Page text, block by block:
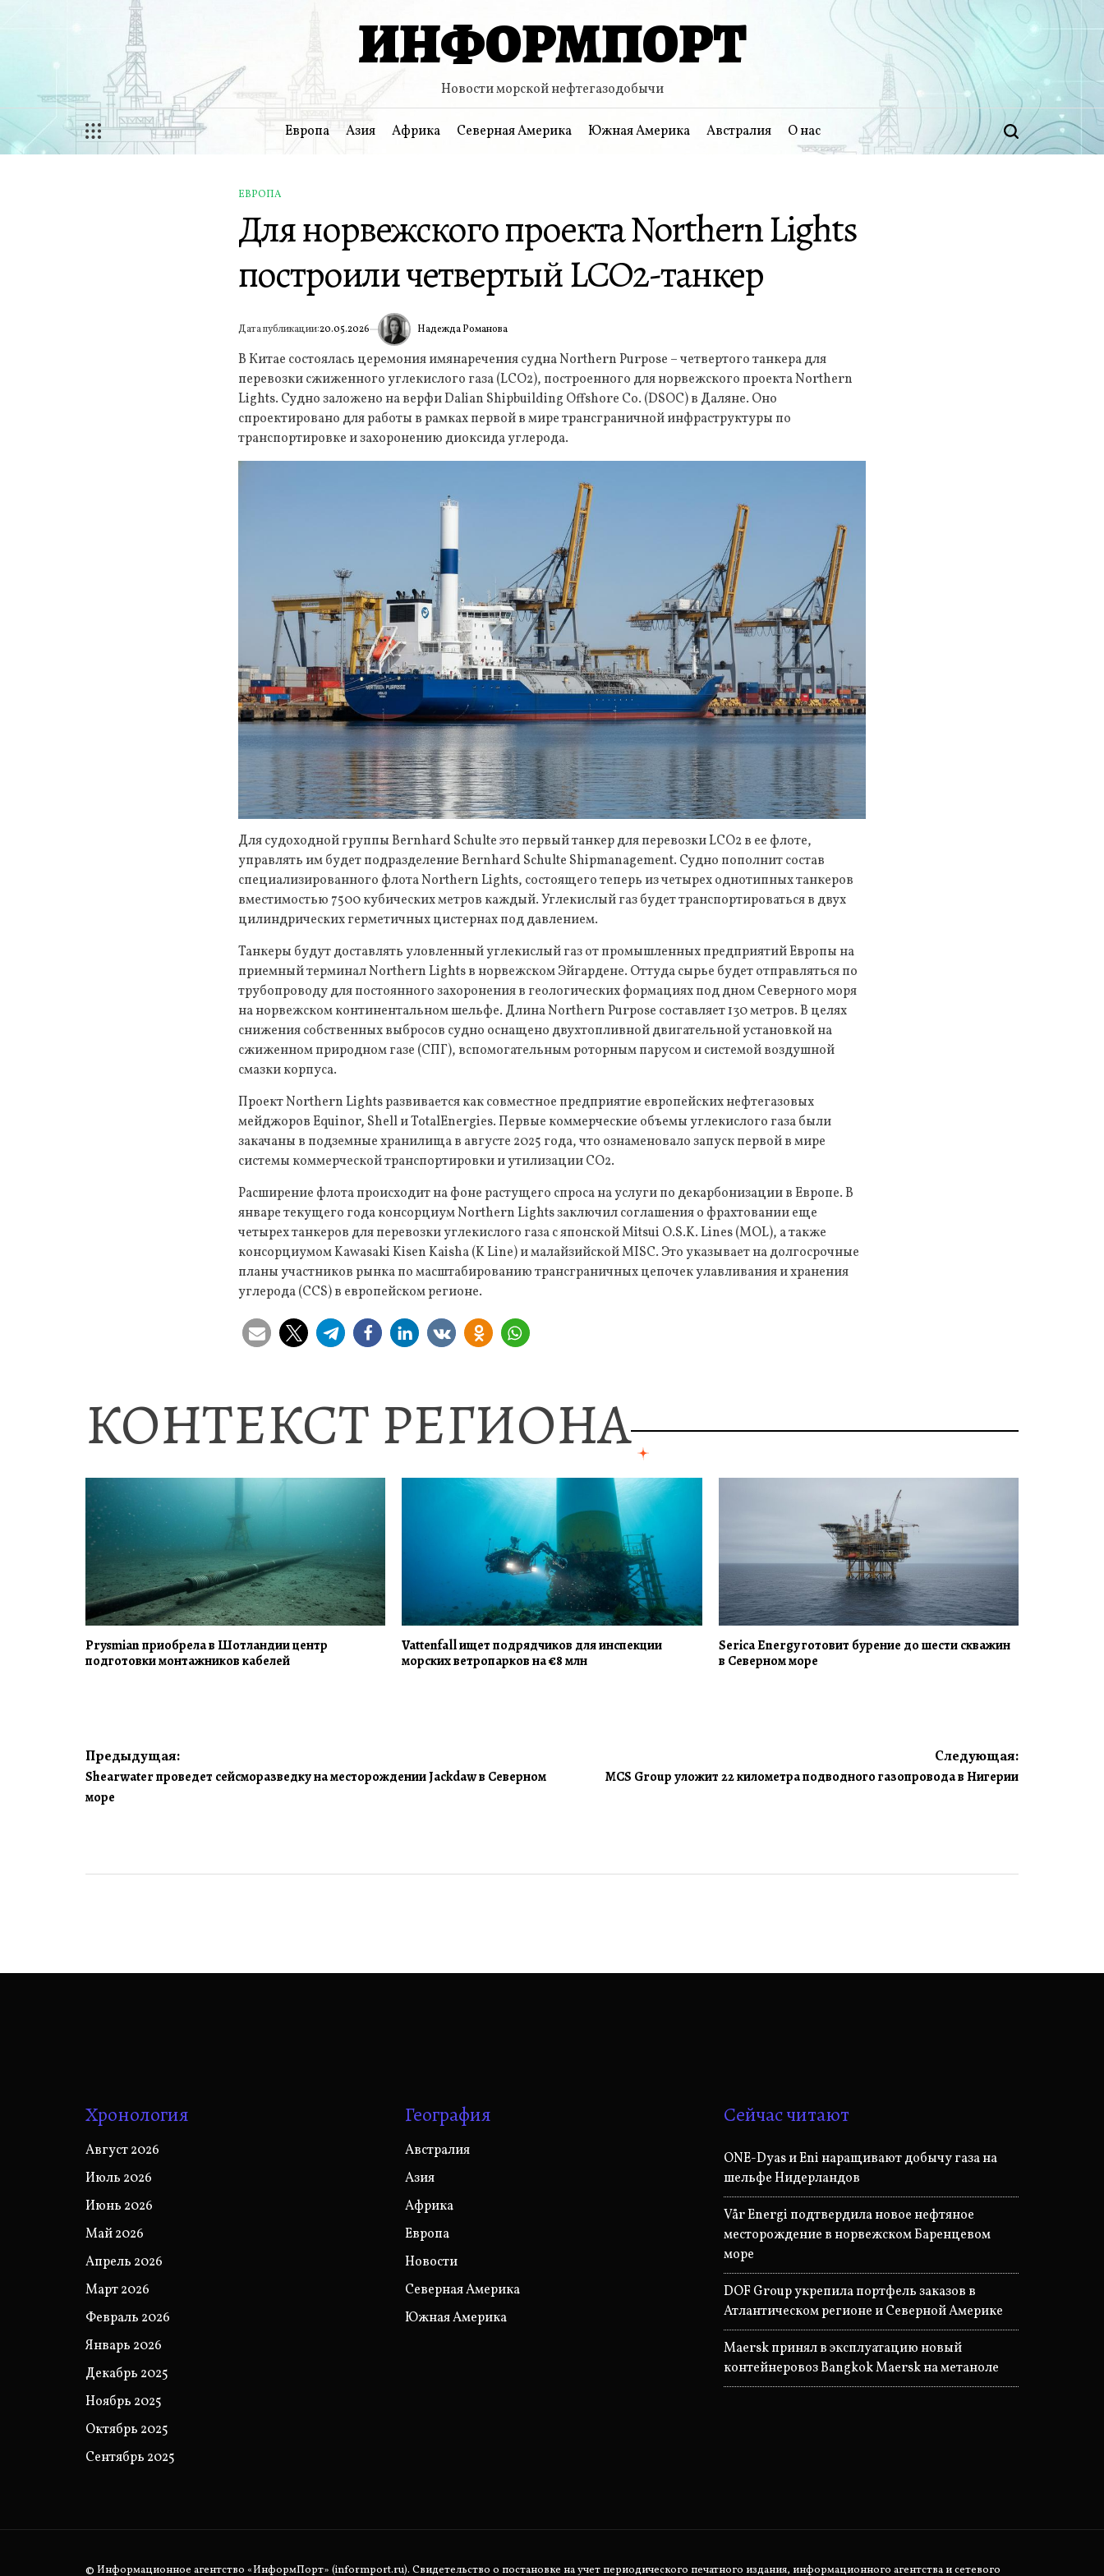
ИНФОРМПОРТ
Новости морской нефтегазодобычи
Европа Азия Африка Северная Америка Южная Америка Австралия О нас Поиск
ОПУБЛИКОВАНО
В
ЕВРОПА
Для норвежского проекта Northern Lights
построили четвертый LCO2-танкер
Дата публикации:20.05.2026 ИА Надежда Романова
В Китае состоялась церемония имянаречения судна Northern Purpose – четвертого танкера для
перевозки сжиженного углекислого газа (LCO2), построенного для норвежского проекта Northern
Lights. Судно заложено на верфи Dalian Shipbuilding Offshore Co. (DSOC) в Даляне. Оно
спроектировано для работы в рамках первой в мире трансграничной инфраструктуры по
транспортировке и захоронению диоксида углерода.
Для судоходной группы Bernhard Schulte это первый танкер для перевозки LCO2 в ее флоте,
управлять им будет подразделение Bernhard Schulte Shipmanagement. Судно пополнит состав
специализированного флота Northern Lights, состоящего теперь из четырех однотипных танкеров
вместимостью 7500 кубических метров каждый. Углекислый газ будет транспортироваться в двух
цилиндрических герметичных цистернах под давлением.
Танкеры будут доставлять уловленный углекислый газ от промышленных предприятий Европы на
приемный терминал Northern Lights в норвежском Эйгардене. Оттуда сырье будет отправляться по
трубопроводу для постоянного захоронения в геологических формациях под дном Северного моря
на норвежском континентальном шельфе. Длина Northern Purpose составляет 130 метров. В целях
снижения собственных выбросов судно оснащено двухтопливной двигательной установкой на
сжиженном природном газе (СПГ), вспомогательным роторным парусом и системой воздушной
смазки корпуса.
Проект Northern Lights развивается как совместное предприятие европейских нефтегазовых
мейджоров Equinor, Shell и TotalEnergies. Первые коммерческие объемы углекислого газа были
закачаны в подземные хранилища в августе 2025 года, что ознаменовало запуск первой в мире
системы коммерческой транспортировки и утилизации CO2.
Расширение флота происходит на фоне растущего спроса на услуги по декарбонизации в Европе. В
январе текущего года консорциум Northern Lights заключил соглашения о фрахтовании еще
четырех танкеров для перевозки углекислого газа с японской Mitsui O.S.K. Lines (MOL), а также
консорциумом Kawasaki Kisen Kaisha (K Line) и малайзийской MISC. Это указывает на долгосрочные
планы участников рынка по масштабированию трансграничных цепочек улавливания и хранения
углерода (CCS) в европейском регионе.
КОНТЕКСТ РЕГИОНА
Prysmian приобрела в Шотландии центр
подготовки монтажников кабелей
Vattenfall ищет подрядчиков для инспекции
морских ветропарков на €8 млн
Serica Energy готовит бурение до шести скважин
в Северном море
Навигация
по
Предыдущая:
Shearwater проведет сейсморазведку на месторождении Jackdaw в Северном
море
Следующая:
MCS Group уложит 22 километра подводного газопровода в Нигерии
Хронология
Август 2026
Июль 2026
Июнь 2026
Май 2026
Апрель 2026
Март 2026
Февраль 2026
Январь 2026
Декабрь 2025
Ноябрь 2025
Октябрь 2025
Сентябрь 2025
География
Австралия
Азия
Африка
Европа
Новости
Северная Америка
Южная Америка
Сейчас читают
ONE-Dyas и Eni наращивают добычу газа на
шельфе Нидерландов
Vår Energi подтвердила новое нефтяное
месторождение в норвежском Баренцевом
море
DOF Group укрепила портфель заказов в
Атлантическом регионе и Северной Америке
Maersk принял в эксплуатацию новый
контейнеровоз Bangkok Maersk на метаноле
© Информационное агентство «ИнформПорт» (informport.ru). Свидетельство о постановке на учет периодического печатного издания, информационного агентства и сетевого